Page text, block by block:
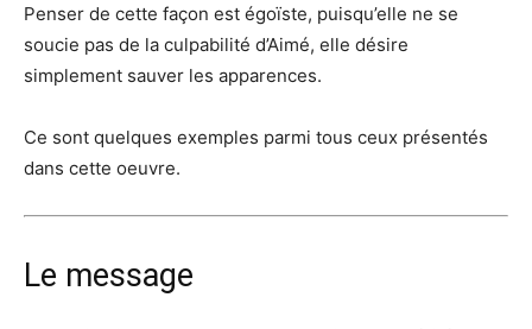
Penser de cette façon est égoïste, puisqu’elle ne se
soucie pas de la culpabilité d’Aimé, elle désire
simplement sauver les apparences.
Ce sont quelques exemples parmi tous ceux présentés
dans cette oeuvre.
Le message